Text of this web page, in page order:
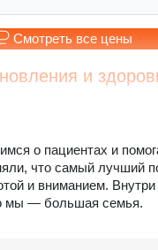
Смотреть все цены
и
о пациентах и
что самый лучший
и вниманием. Внутри
мы — большая семья.